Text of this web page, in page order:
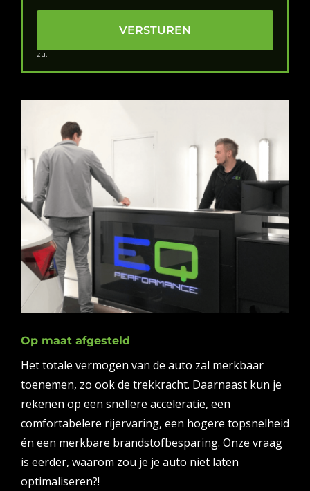
zu.
Op maat afgesteld
Het totale vermogen van de auto zal merkbaar
toenemen, zo ook de trekkracht. Daarnaast kun je
rekenen op een snellere acceleratie, een
comfortabelere rijervaring, een hogere topsnelheid
én een merkbare brandstofbesparing. Onze vraag
is eerder, waarom zou je je auto niet laten
optimaliseren?!